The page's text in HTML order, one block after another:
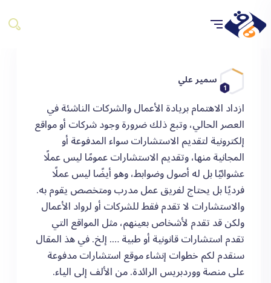
1 سمير علي
ازداد الاهتمام بريادة الأعمال والشركات الناشئة في
العصر الحالي، وتبع ذلك ضرورة وجود شركات أو مواقع
إلكترونية لتقديم الاستشارات سواء المدفوعة أو
المجانية منها، وتقديم الاستشارات عمومًا ليس عملًا
عشوائيًا بل له أصول وضوابط، وهو أيضًا ليس عملًا
فرديًا بل يحتاج لفريق عمل مدرب ومتخصص يقوم به.
والاستشارات لا تقدم فقط للشركات أو لرواد الأعمال
ولكن قد تقدم لأشخاص بعينهم، مثل المواقع التي
تقدم استشارات قانونية أو طبية …. إلخ. في هذ المقال
سنقدم لكم خطوات إنشاء موقع استشارات مدفوعة
على منصة ووردبريس الرائدة. من الألف إلى الياء.